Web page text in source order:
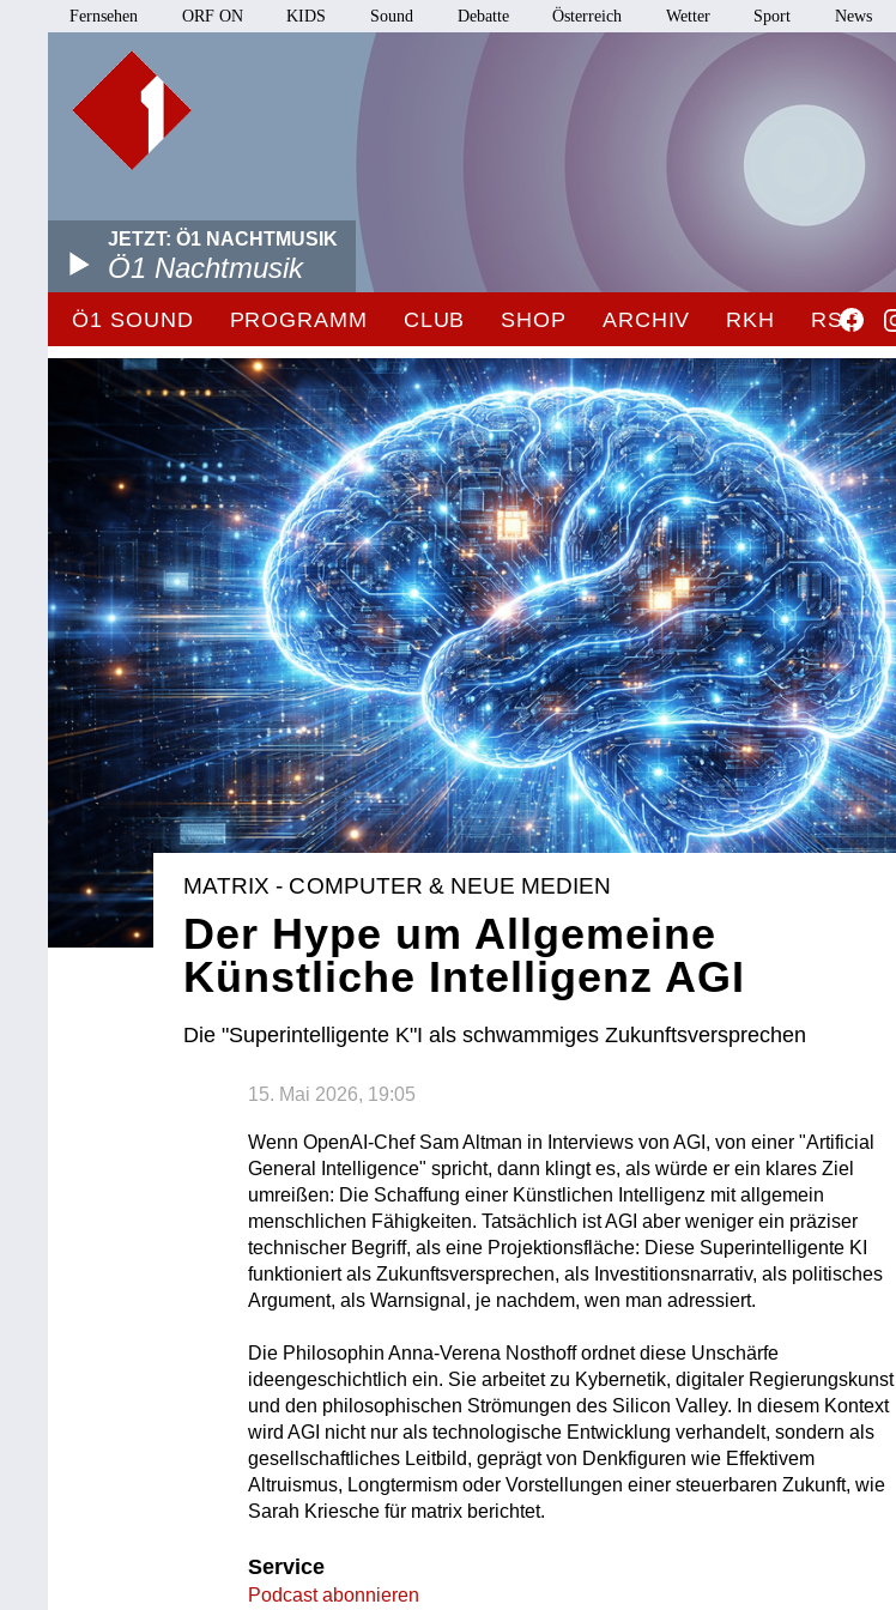
Fernsehen ORF ON KIDS Sound Debatte Österreich Wetter Sport News
JETZT: Ö1 NACHTMUSIK
Ö1 Nachtmusik
Ö1 SOUND PROGRAMM CLUB SHOP ARCHIV RKH RSO
MATRIX - COMPUTER & NEUE MEDIEN
Der Hype um Allgemeine
Künstliche Intelligenz AGI
Die "Superintelligente K"I als schwammiges Zukunftsversprechen
15. Mai 2026, 19:05
Wenn OpenAI-Chef Sam Altman in Interviews von AGI, von einer "Artificial
General Intelligence" spricht, dann klingt es, als würde er ein klares Ziel
umreißen: Die Schaffung einer Künstlichen Intelligenz mit allgemein
menschlichen Fähigkeiten. Tatsächlich ist AGI aber weniger ein präziser
technischer Begriff, als eine Projektionsfläche: Diese Superintelligente KI
funktioniert als Zukunftsversprechen, als Investitionsnarrativ, als politisches
Argument, als Warnsignal, je nachdem, wen man adressiert.
Die Philosophin Anna-Verena Nosthoff ordnet diese Unschärfe
ideengeschichtlich ein. Sie arbeitet zu Kybernetik, digitaler Regierungskunst
und den philosophischen Strömungen des Silicon Valley. In diesem Kontext
wird AGI nicht nur als technologische Entwicklung verhandelt, sondern als
gesellschaftliches Leitbild, geprägt von Denkfiguren wie Effektivem
Altruismus, Longtermism oder Vorstellungen einer steuerbaren Zukunft, wie
Sarah Kriesche für matrix berichtet.
Service
Podcast abonnieren